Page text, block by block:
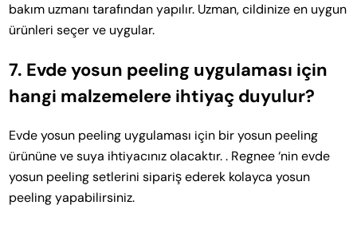
bakım uzmanı tarafından yapılır. Uzman, cildinize en uygun
ürünleri seçer ve uygular.
7. Evde yosun peeling uygulaması için
hangi malzemelere ihtiyaç duyulur?
Evde yosun peeling uygulaması için bir yosun peeling
ürününe ve suya ihtiyacınız olacaktır. . Regnee ‘nin evde
yosun peeling setlerini sipariş ederek kolayca yosun
peeling yapabilirsiniz.